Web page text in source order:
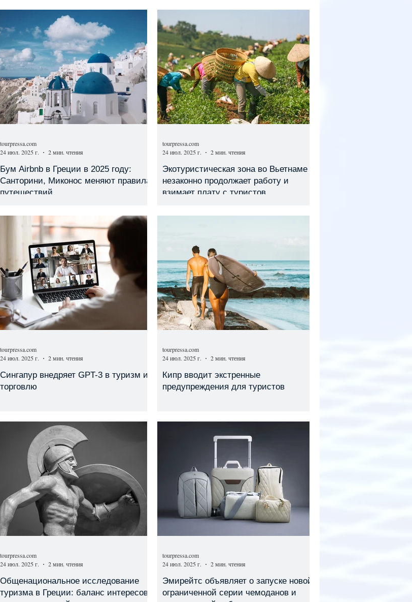
Бум Airbnb в Греции в 2025 году:
Санторини, Миконос меняют правила
путешествий
tourpressa.com
24 июл. 2025 г.
2 мин. чтения
Экотуристическая зона во Вьетнаме
незаконно продолжает работу и
взимает плату с туристов
tourpressa.com
24 июл. 2025 г.
2 мин. чтения
Сингапур внедряет GPT-3 в туризм и
торговлю
tourpressa.com
24 июл. 2025 г.
2 мин. чтения
Кипр вводит экстренные
предупреждения для туристов
tourpressa.com
24 июл. 2025 г.
2 мин. чтения
Общенациональное исследование
туризма в Греции: баланс интересов
tourpressa.com
24 июл. 2025 г.
2 мин. чтения
Эмирейтс объявляет о запуске новой
ограниченной серии чемоданов и
tourpressa.com
24 июл. 2025 г.
2 мин. чтения